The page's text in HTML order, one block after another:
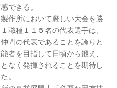
できる。
作所において厳しい大会を勝
職種１１５名の代表選手は、
間の代表であることを誇りと
者を目指して日頃から鍛え、
なく発揮されることを期待し
。